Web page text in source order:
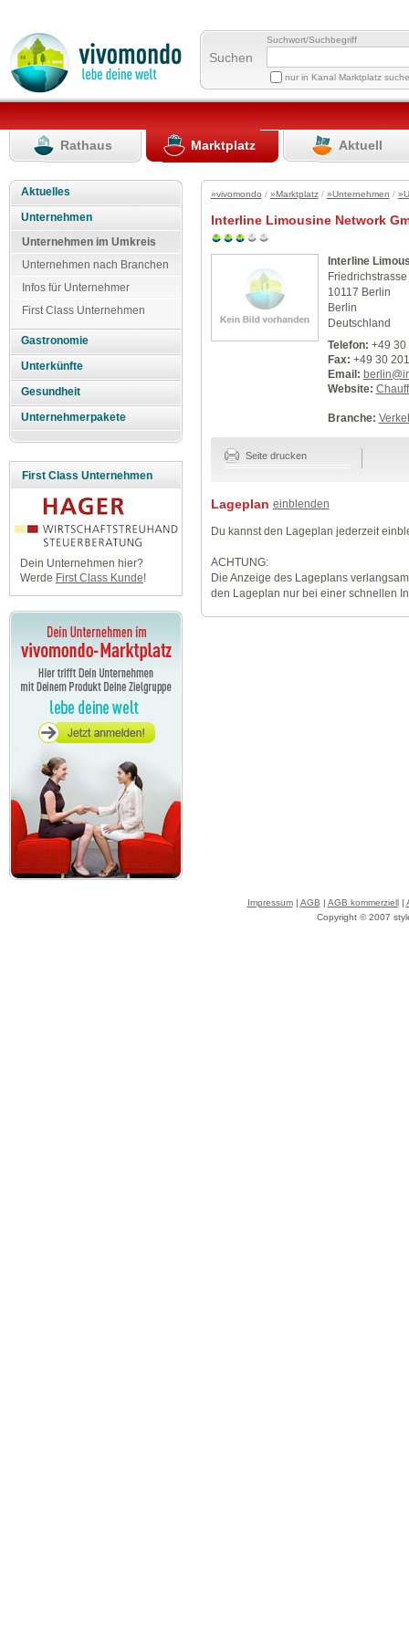
Suchen
Suchwort/Suchbegriff
nur in Kanal Marktplatz
Rathaus Marktplatz Aktuell
Aktuelles
Unternehmen
Unternehmen im Umkreis
Unternehmen nach Branchen
Infos für Unternehmer
First Class Unternehmen
Gastronomie
Unterkünfte
Gesundheit
Unternehmerpakete
First Class Unternehmen
Dein Unternehmen hier?
Werde First Class Kunde!
»vivomondo / »Marktplatz/ »Unternehmen /
Interline Limousine Network
Interline
10117 Berlin
Berlin
Deutschland
Telefon: +49 30
Fax: +49 30
Email:
Website:
Branche:
Seite drucken
Lageplan einblenden
Du kannst den Lageplan jederzeit
ACHTUNG:
Die Anzeige des Lageplans
den Lageplan nur bei einer schnellen
Impressum| AGB | AGB kommerziell|
Copyright © 2007